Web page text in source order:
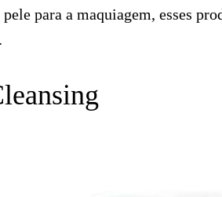
para a maquiagem, esses